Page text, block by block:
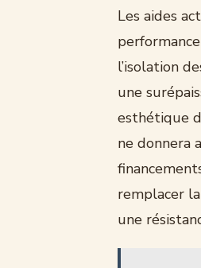
Les aides
l’isolation
une
esthétique
ne donnera
remplacer
une